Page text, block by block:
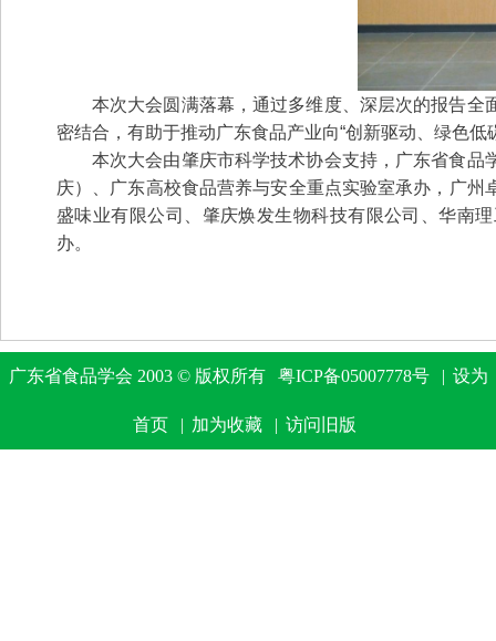
本次大会圆满落幕，通过多维度、深层次的报告
密结合，有助于推动广东食品产业向“创新驱动、绿色
本次大会由肇庆市科学技术协会支持，广东省食
庆）、广东高校食品营养与安全重点实验室承办，广
盛味业有限公司、肇庆焕发生物科技有限公司、华南
办。
广东省食品学会 2003 © 版权所有 粤ICP备05007778号 | 设为
首页 | 加为收藏 | 访问旧版